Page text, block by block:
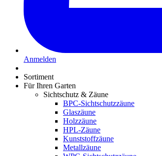
Anmelden
Sortiment
Für Ihren Garten
Sichtschutz & Zäune
BPC-Sichtschutzzäune
Glaszäune
Holzzäune
HPL-Zäune
Kunststoffzäune
Metallzäune